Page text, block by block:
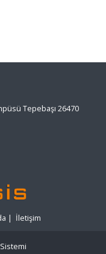
Tepebaşı 26470
| İletişim